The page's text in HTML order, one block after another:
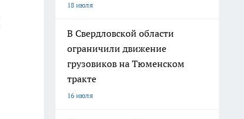
18 июля
В Свердловской области
ограничили движение
грузовиков на Тюменском
тракте
16 июля